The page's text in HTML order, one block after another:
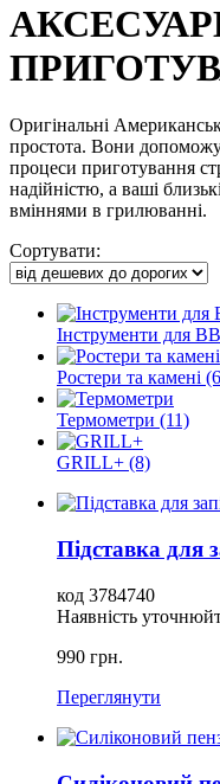
Оригінальні
простота. Вони
процеси приготування
надійністю, а ваші
вміннями в грилюванні.
Сортувати:
Інструменти для
Ростери та камені
Термометри (11)
GRILL+ (8)
Підставка для
код 3784740
Наявність
990 грн.
Переглянути